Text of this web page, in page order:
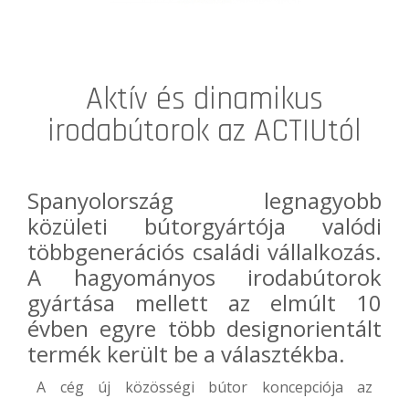
Aktív és dinamikus
irodabútorok az ACTIUtól
Spanyolország legnagyobb
közületi bútorgyártója valódi
többgenerációs családi vállalkozás.
A hagyományos irodabútorok
gyártása mellett az elmúlt 10
évben egyre több designorientált
termék került be a választékba.
A cég új közösségi bútor koncepciója az